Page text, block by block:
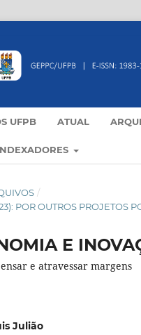
UFPB ATUAL
/
POR OUTROS PROJETOS
E
e atravessar margens
Julião